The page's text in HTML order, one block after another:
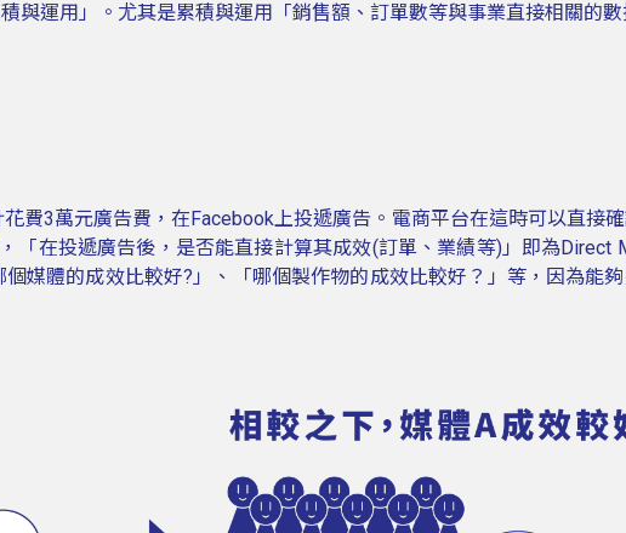
與運用」。尤其是累積與運用「銷售額、訂單數等與事業直接相關的數
費3萬元廣告費，在Facebook上投遞廣告。電商平台在這時可以直接
「在投遞廣告後，是否能直接計算其成效(訂單、業績等)」即為Direct
媒體的成效比較好?」、「哪個製作物的成效比較好？」等，因為能